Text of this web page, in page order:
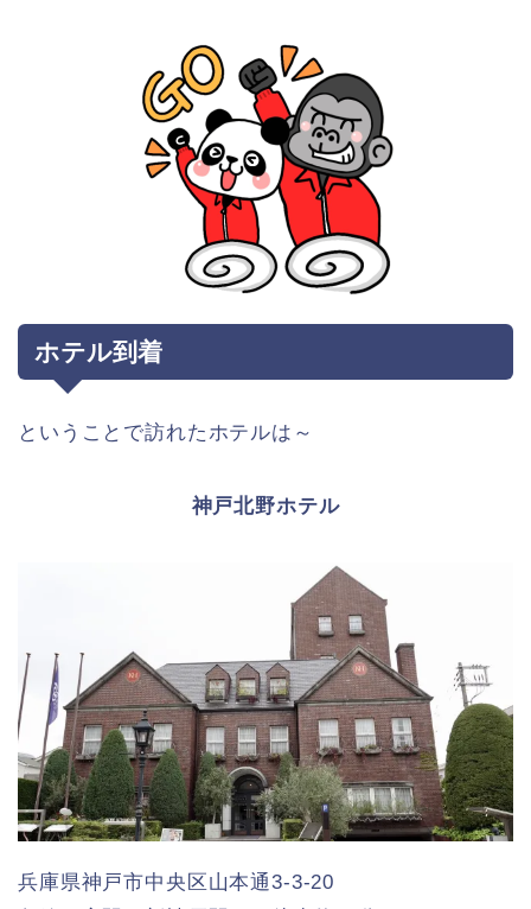
ホテル到着
ということで訪れたホテルは～
神戸北野ホテル
兵庫県神戸市中央区山本通3-3-20